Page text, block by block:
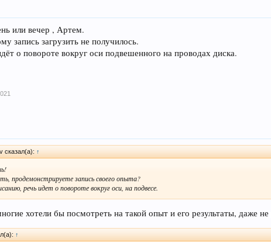
или вечер , Артем.
запись загрузить не получилось.
о повороте вокруг оси подвешенного на проводах диска.
сказал(а): ↑
продемонстрируете запись своего опыта?
речь идет о повороте вокруг оси, на подвесе.
хотели бы посмотреть на такой опыт и его результаты, даже не
↑